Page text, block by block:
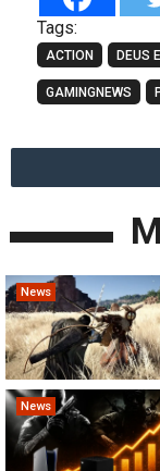
Tags:
ACTION DEUS
GAMINGNEWS
News
News